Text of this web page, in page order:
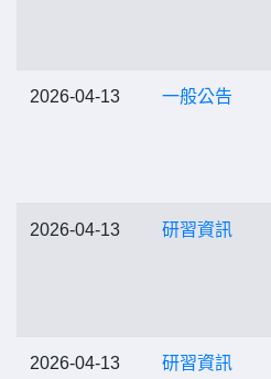
2026-04-13 一般公告
2026-04-13 研習資訊
2026-04-13 研習資訊